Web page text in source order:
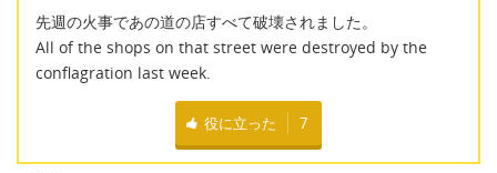
先週の火事であの道の店すべて破壊されました。
All of the shops on that street were destroyed by the
conflagration last week.
役に立った 7